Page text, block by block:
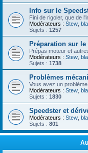
Info sur le
Fini de rigoler, que de
Modérateurs : Stew
Sujets : 1257
Préparation sur le
Prépas moteur et
Modérateurs : Stew
Sujets : 1738
Problèmes
Vous avez un
Modérateurs : Stew
Sujets : 1830
Speedster et
Modérateurs : Stew
Sujets : 801